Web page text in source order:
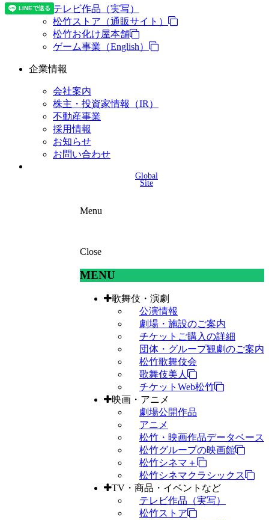
テレビ作品（実写）
松竹ストア（通販サイト）
松竹お化け屋本舗
ゲーム事業（English）
企業情報
会社案内
株主・投資家情報（IR）
不動産事業
採用情報
お知らせ
お問い合わせ
Global
Site
Menu
Close
MENU
歌舞伎・演劇
公演情報
劇場・施設のご案内
チケットご購入の詳細
団体・グループ観劇のご案内
松竹歌舞伎会
歌舞伎美人
チケットWeb松竹
映画・アニメ
劇場公開作品
アニメ
松竹・映画作品データベース
松竹グループの映画館
松竹シネマ＋
松竹シネマクラシックス
TV・商品・イベントなど
テレビ作品（実写）
松竹ストア